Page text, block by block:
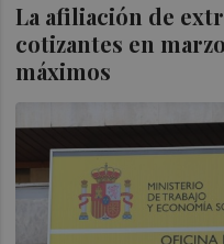
La afiliación de
cotizantes en
máximos